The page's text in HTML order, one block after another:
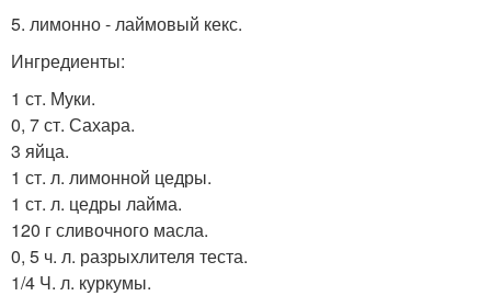
5. лимонно - лаймовый кекс.
Ингредиенты:
1 ст. Муки.
0, 7 ст. Сахара.
3 яйца.
1 ст. л. лимонной цедры.
1 ст. л. цедры лайма.
120 г сливочного масла.
0, 5 ч. л. разрыхлителя теста.
1/4 Ч. л. куркумы.